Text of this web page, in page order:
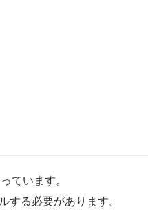
ています。
る必要があります。